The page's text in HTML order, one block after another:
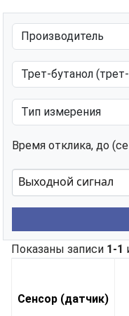
Время отклика, до
Показаны записи 1-1
Сенсор (датчик)